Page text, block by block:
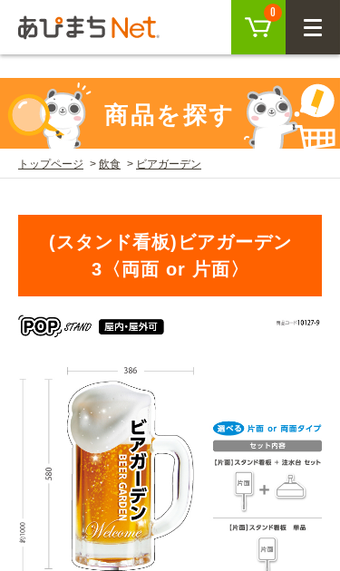
参考動画>>スタンド看板の組み立て方" /> 0
CLOSE
ログイン
会員登録
KEYWORD
注目キーワード
チュクミ 韓国グルメ 駐車場 鍋 夏
CATEGORY
飲食 住まい・暮らし
美容・健康 地域・観光
ご利用ガイド
USER GUIDE
ご利用ガイド トップ
取り扱い商品一覧
既製デザイン商品注文方法
オリジナルオーダー注文方法
初めての方へ
BEGINNER'S GUIDE
初めての方へ トップ
商品について
商品を探す
トップページ 飲食 ビアガーデン
(スタンド看板)ビアガーデン
3〈両面 or 片面〉